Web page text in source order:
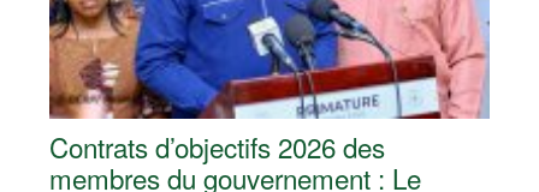
Contrats d’objectifs 2026 des
membres du gouvernement : Le